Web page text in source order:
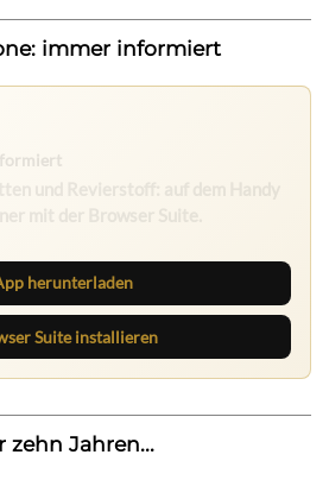
immer informiert
herunterladen
Suite installieren
zehn Jahren...